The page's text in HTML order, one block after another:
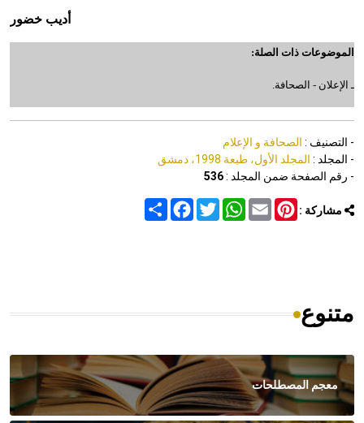
أديب خضور
الموضوعات ذات الصلة:
ـ الإعلان - الصحافة.
- التصنيف : الصحافة و الإعلام
- المجلد : المجلد الأول، طبعة 1998، دمشق
- رقم الصفحة ضمن المجلد :536
مشاركة : Share
FacebookTwitter
WhatsAppEmail
Pinterest
متنوع
معجم المصطلحات